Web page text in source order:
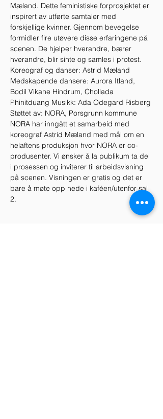
Mæland. Dette feministiske forprosjektet er
inspirert av utførte samtaler med
forskjellige kvinner. Gjennom bevegelse
formidler fire utøvere disse erfaringene på
scenen. De hjelper hverandre, bærer
hverandre, blir sinte og samles i protest.
Koreograf og danser: Astrid Mæland
Medskapende dansere: Aurora Itland,
Bodil Vikane Hindrum, Chollada
Phinitduang Musikk: Ada Odegard Risberg
Støttet av: NORA, Porsgrunn kommune
NORA har inngått et samarbeid med
koreograf Astrid Mæland med mål om en
helaftens produksjon hvor NORA er co-
produsenter. Vi ønsker å la publikum ta del
i prosessen og inviterer til arbeidsvisning
på scenen. Visningen er gratis og det er
bare å møte opp nede i kaféen/utenfor sal
2.